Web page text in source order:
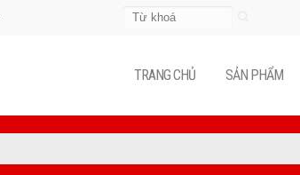
Tìm
TRANG CHỦ SẢN PHẨM